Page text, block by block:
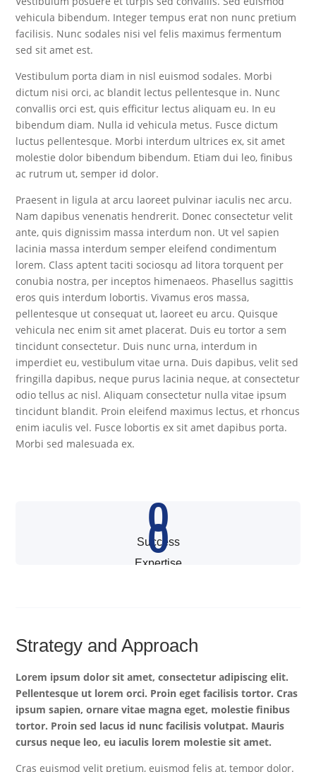
vehicula bibendum. Integer tempus erat non nunc pretium
facilisis. Nunc sodales nisi vel felis maximus fermentum
sed sit amet est.
Vestibulum porta diam in nisl euismod sodales. Morbi
dictum nisi orci, ac blandit lectus pellentesque in. Nunc
convallis orci est, quis efficitur lectus aliquam eu. In eu
bibendum diam. Nulla id vehicula metus. Fusce dictum
luctus pellentesque. Morbi interdum ultrices ex, sit amet
molestie dolor bibendum bibendum. Etiam dui leo, finibus
ac rutrum ut, semper id dolor.
Praesent in ligula at arcu laoreet pulvinar iaculis nec arcu.
Nam dapibus venenatis hendrerit. Donec consectetur velit
ante, quis dignissim massa interdum non. Ut vel sapien
lacinia massa interdum semper eleifend condimentum
lorem. Class aptent taciti sociosqu ad litora torquent per
conubia nostra, per inceptos himenaeos. Phasellus sagittis
eros quis interdum lobortis. Vivamus eros massa,
pellentesque ut consequat ut, laoreet eu arcu. Quisque
vehicula nec enim sit amet placerat. Duis eu tortor a sem
tincidunt consectetur. Duis nunc urna, interdum in
imperdiet eu, vestibulum vitae urna. Duis dapibus, velit sed
fringilla dapibus, neque purus lacinia neque, at consectetur
odio tellus ac nisl. Aliquam consectetur nulla vitae ipsum
tincidunt blandit. Proin eleifend maximus lectus, et rhoncus
enim iaculis vel. Fusce lobortis ex sit amet dapibus porta.
Morbi sed malesuada ex.
0
Success
0
Expertise
Strategy and Approach
Lorem ipsum dolor sit amet, consectetur adipiscing elit.
Pellentesque ut lorem orci. Proin eget facilisis tortor. Cras
ipsum sapien, ornare vitae magna eget, molestie finibus
tortor. Proin sed lacus id nunc facilisis volutpat. Mauris
cursus neque leo, eu iaculis lorem molestie sit amet.
Cras euismod velit pretium, euismod felis at, tempor dolor.